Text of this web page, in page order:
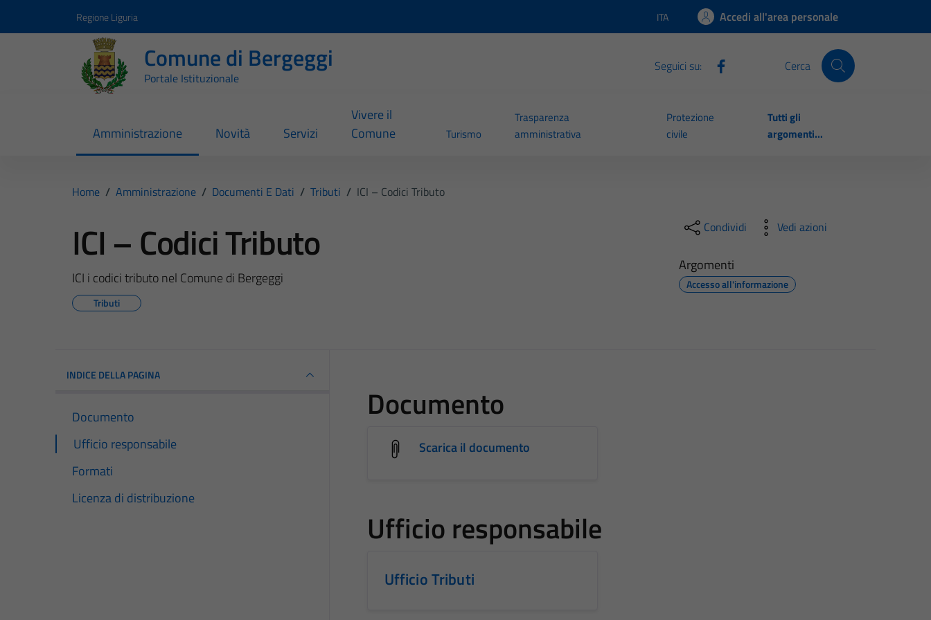
Regione Liguria Lingua attiva:
ITA Accedi all'area personale
Comune di Bergeggi
Portale Istituzionale
Seguici su: Cerca
Amministrazione Novità Servizi
Vivere il
Comune
Turismo
Trasparenza
amministrativa
Protezione
civile
Tutti gli
argomenti...
Home / Amministrazione / Documenti E Dati / Tributi / ICI – Codici Tributo
ICI – Codici Tributo
ICI i codici tributo nel Comune di Bergeggi
Tributi
Condividi Vedi azioni
Argomenti
Accesso all'informazione
INDICE DELLA PAGINA
Documento
Ufficio responsabile
Formati
Licenza di distribuzione
Documento
Scarica il documento
Ufficio responsabile
Ufficio Tributi